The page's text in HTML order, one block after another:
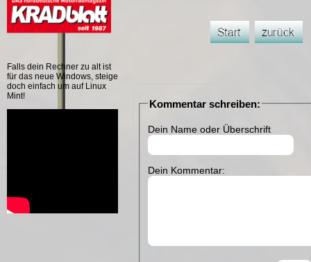
Falls dein Rechner zu alt ist
für das neue Windows, steige
doch einfach um auf Linux
Mint!
Kommentar schreiben:
Dein Name oder Überschrift
Dein Kommentar: